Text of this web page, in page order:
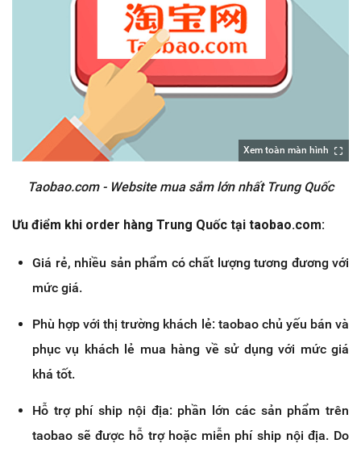
Xem toàn màn hình
Taobao.com - Website mua sắm lớn nhất Trung Quốc
Ưu điểm khi order hàng Trung Quốc tại taobao.com:
Giá rẻ, nhiều sản phẩm có chất lượng tương đương với
mức giá.
Phù hợp với thị trường khách lẻ: taobao chủ yếu bán và
phục vụ khách lẻ mua hàng về sử dụng với mức giá
khá tốt.
Hỗ trợ phí ship nội địa: phần lớn các sản phẩm trên
taobao sẽ được hỗ trợ hoặc miễn phí ship nội địa. Do